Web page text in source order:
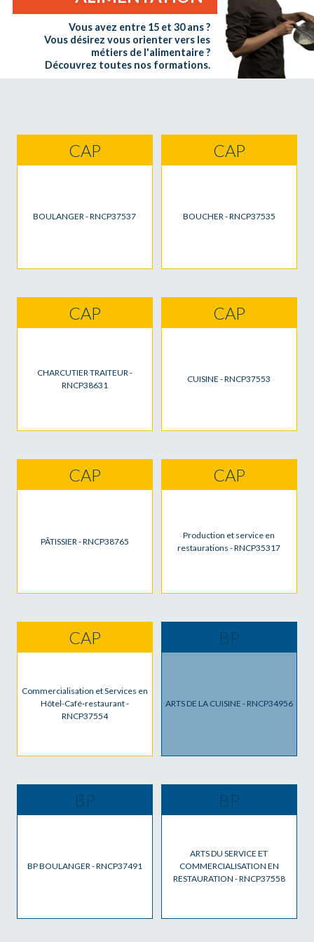
Vous avez entre 15 et 30 ans ?
Vous désirez vous orienter vers les
métiers de l'alimentaire ?
Découvrez toutes nos formations.
CAP
BOULANGER - RNCP37537
CAP
BOUCHER - RNCP37535
CAP
CHARCUTIER TRAITEUR -
RNCP38631
CAP
CUISINE - RNCP37553
CAP
PÂTISSIER - RNCP38765
CAP
Production et service en
restaurations - RNCP35317
CAP
Commercialisation et Services en
Hôtel-Café-restaurant -
RNCP37554
BP
ARTS DE LA CUISINE - RNCP34956
BP
BP BOULANGER - RNCP37491
BP
ARTS DU SERVICE ET
COMMERCIALISATION EN
RESTAURATION - RNCP37558